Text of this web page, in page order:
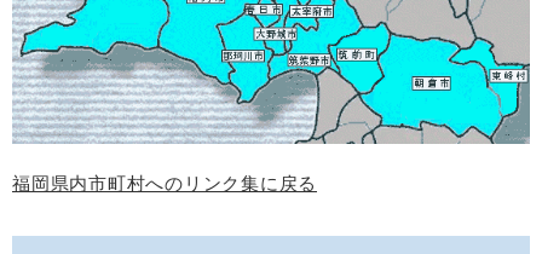
福岡県内市町村へのリンク集に戻る